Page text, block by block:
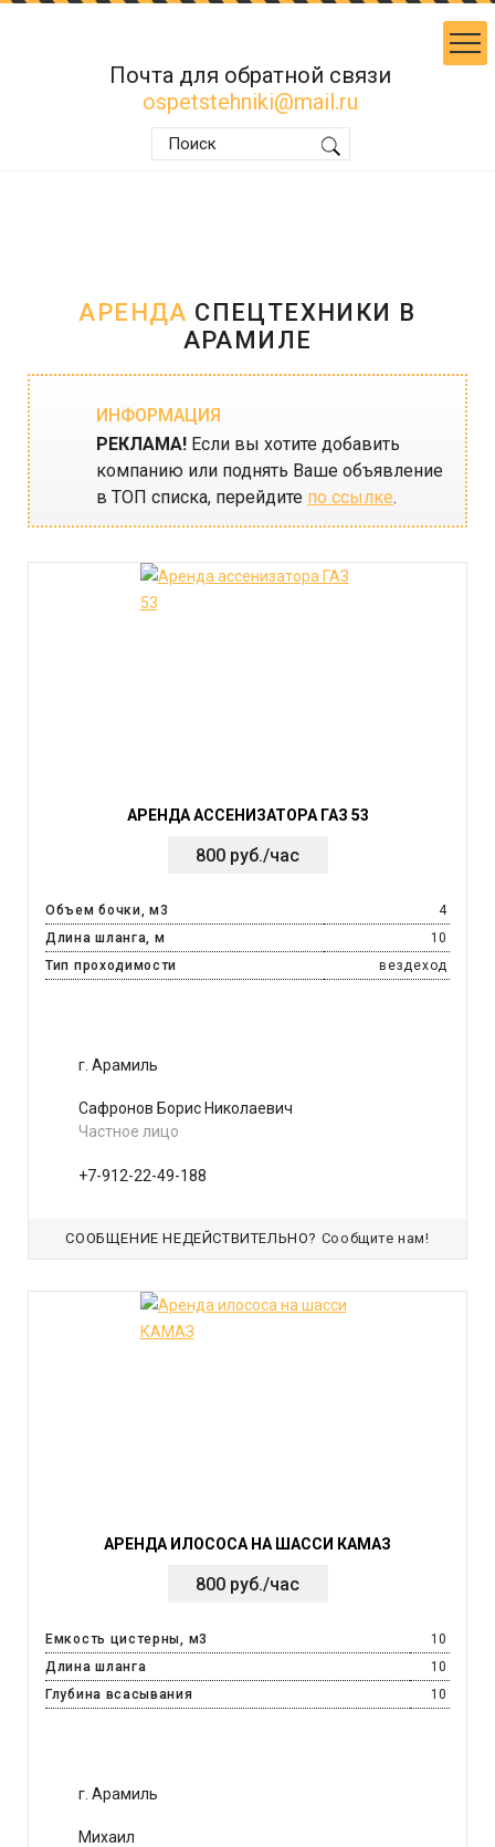
Почта для обратной связи
ospetstehniki@mail.ru
АРЕНДА СПЕЦТЕХНИКИ В
АРАМИЛЕ
ИНФОРМАЦИЯ
РЕКЛАМА! Если вы хотите добавить
компанию или поднять Ваше объявление
в ТОП списка, перейдите по ссылке.
АРЕНДА АССЕНИЗАТОРА ГАЗ 53
800 руб./час
Объем бочки, м3
4
Длина шланга, м
10
Тип проходимости
вездеход
г. Арамиль
Сафронов Борис Николаевич
Частное лицо
+7-912-22-49-188
СООБЩЕНИЕ НЕДЕЙСТВИТЕЛЬНО? Сообщите нам!
АРЕНДА ИЛОСОСА НА ШАССИ КАМАЗ
800 руб./час
Емкость цистерны, м3
10
Длина шланга
10
Глубина всасывания
10
г. Арамиль
Михаил